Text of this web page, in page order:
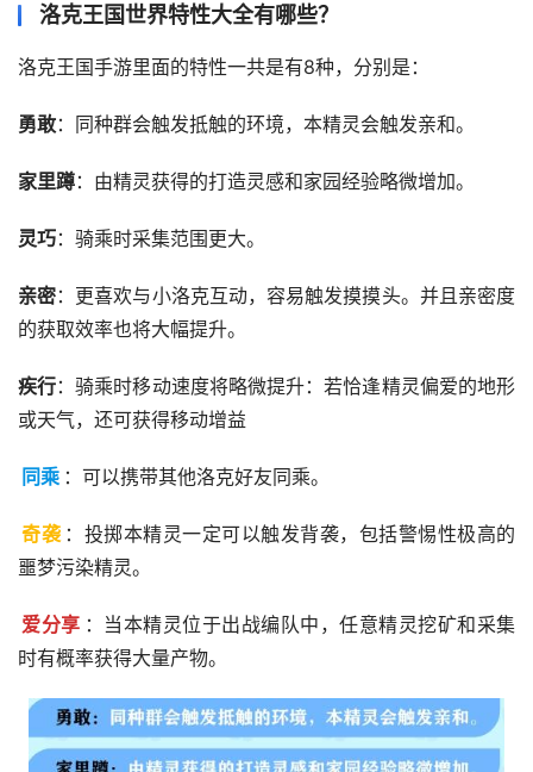
洛克王国世界特性大全有哪些？
洛克王国手游里面的特性一共是有8种，分别是：
勇敢：同种群会触发抵触的环境，本精灵会触发亲和。
家里蹲：由精灵获得的打造灵感和家园经验略微增加。
灵巧：骑乘时采集范围更大。
亲密：更喜欢与小洛克互动，容易触发摸摸头。并且亲密度
的获取效率也将大幅提升。
疾行：骑乘时移动速度将略微提升：若恰逢精灵偏爱的地形
或天气，还可获得移动增益
同乘 ：可以携带其他洛克好友同乘。
奇袭 ：投掷本精灵一定可以触发背袭，包括警惕性极高的
噩梦污染精灵。
爱分享 ：当本精灵位于出战编队中，任意精灵挖矿和采集
时有概率获得大量产物。